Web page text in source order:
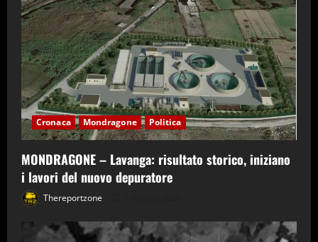
Cronaca Mondragone Politica
MONDRAGONE – Lavanga: risultato storico, iniziano
i lavori del nuovo depuratore
Thereportzone